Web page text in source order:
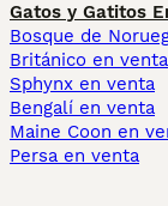
Gatos y Gatitos
Bosque de
Británico en venta
Sphynx en venta
Bengalí en venta
Maine Coon en
Persa en venta